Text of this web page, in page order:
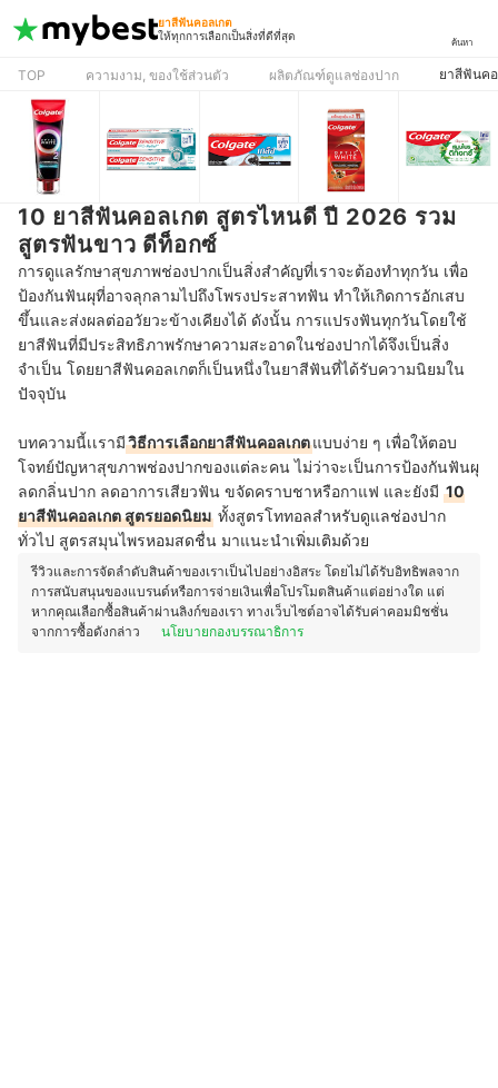
ยาสีฟันคอลเกต
ให้ทุกการเลือกเป็นสิ่งที่ดีที่สุด
ค้นหา
TOP ความงาม, ของใช้ส่วนตัว ผลิตภัณฑ์ดูแลช่องปาก ยาสีฟันค
10 ยาสีฟันคอลเกต สูตรไหนดี ปี 2026 รวม
สูตรฟันขาว ดีท็อกซ์
การดูแลรักษาสุขภาพช่องปากเป็นสิ่งสำคัญที่เราจะต้องทำทุกวัน เพื่อ
ป้องกันฟันผุที่อาจลุกลามไปถึงโพรงประสาทฟัน ทำให้เกิดการอักเสบ
ขึ้นและส่งผลต่ออวัยวะข้างเคียงได้ ดังนั้น การแปรงฟันทุกวันโดยใช้
ยาสีฟันที่มีประสิทธิภาพรักษาความสะอาดในช่องปากได้จึงเป็นสิ่ง
จำเป็น โดยยาสีฟันคอลเกตก็เป็นหนึ่งในยาสีฟันที่ได้รับความนิยมใน
ปัจจุบัน
บทความนี้เเรามีวิธีการเลือกยาสีฟันคอลเกตแบบง่าย ๆ เพื่อให้ตอบ
โจทย์ปัญหาสุขภาพช่องปากของแต่ละคน ไม่ว่าจะเป็นการป้องกันฟันผุ
ลดกลิ่นปาก ลดอาการเสียวฟัน ขจัดคราบชาหรือกาแฟ และยังมี 10
ยาสีฟันคอลเกต สูตรยอดนิยม ทั้งสูตรโททอลสำหรับดูแลช่องปาก
ทั่วไป สูตรสมุนไพรหอมสดชื่น มาแนะนำเพิ่มเติมด้วย
รีวิวและการจัดลำดับสินค้าของเราเป็นไปอย่างอิสระ โดยไม่ได้รับอิทธิพลจาก
การสนับสนุนของแบรนด์หรือการจ่ายเงินเพื่อโปรโมตสินค้าแต่อย่างใด แต่
หากคุณเลือกซื้อสินค้าผ่านลิงก์ของเรา ทางเว็บไซต์อาจได้รับค่าคอมมิชชั่น
จากการซื้อดังกล่าว
นโยบายกองบรรณาธิการ